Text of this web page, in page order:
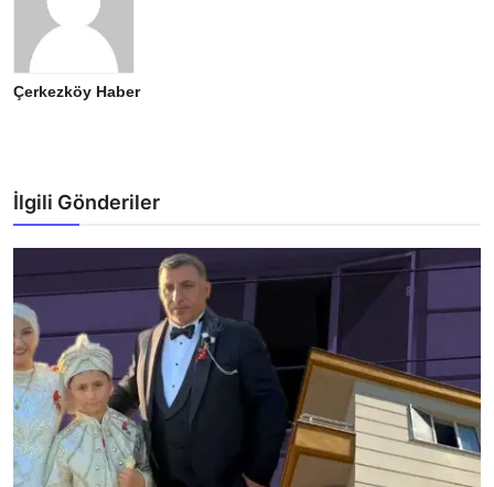
Çerkezköy Haber
İlgili Gönderiler